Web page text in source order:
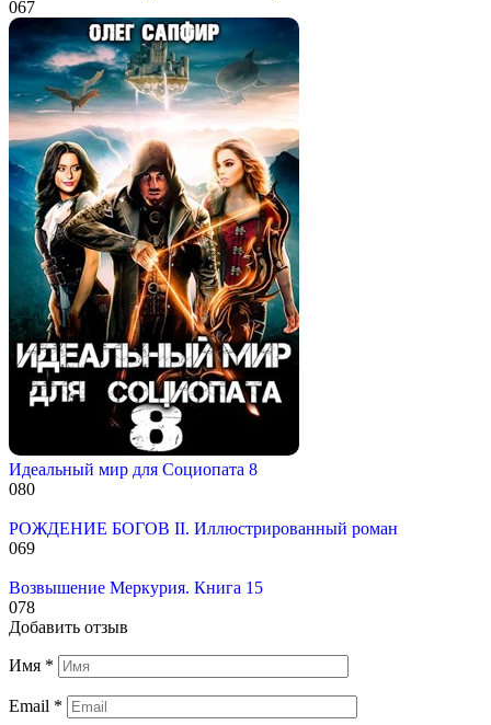
067
Идеальный мир для Социопата 8
080
РОЖДЕНИЕ БОГОВ II. Иллюстрированный роман
069
Возвышение Меркурия. Книга 15
078
Добавить отзыв
Имя *
Email *